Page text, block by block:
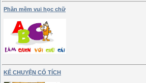
Phần mềm vui học chữ
KỂ CHUYỆN CỔ TÍCH